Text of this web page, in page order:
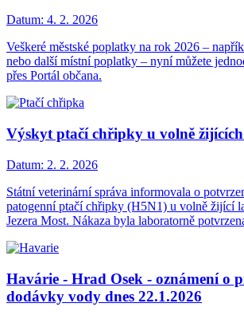
Datum: 4. 2. 2026
Veškeré městské poplatky na rok 2026 –
nebo další místní poplatky – nyní můžete
přes Portál občana.
Výskyt ptačí chřipky u volně
Datum: 2. 2. 2026
Státní veterinární správa informovala o
patogenní ptačí chřipky (H5N1) u volně žijící
Jezera Most. Nákaza byla laboratorně
Havárie - Hrad Osek - oznámení o
dodávky vody dnes 22.1.2026